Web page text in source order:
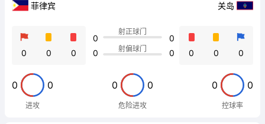
菲律宾 关岛
0 0 0
0
0
射正球门
射偏球门
0
0
0 0 0
0 0
进攻
0 0
危险进攻
0 0
控球率